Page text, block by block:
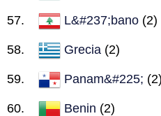
L&#237;bano (2)
Grecia (2)
Panam&#225; (2)
Benin (2)